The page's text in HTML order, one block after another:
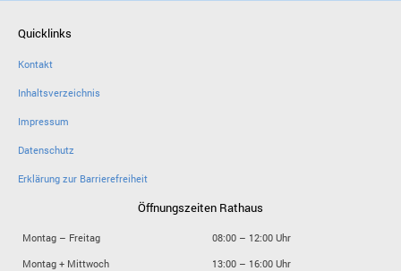
Quicklinks
Kontakt
Inhaltsverzeichnis
Impressum
Datenschutz
Erklärung zur Barrierefreiheit
Öffnungszeiten Rathaus
Montag – Freitag
08:00 – 12:00 Uhr
Montag + Mittwoch
13:00 – 16:00 Uhr